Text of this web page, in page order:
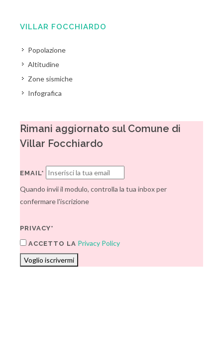
VILLAR FOCCHIARDO
Popolazione
Altitudine
Zone sismiche
Infografica
Rimani aggiornato sul Comune di
Villar Focchiardo
EMAIL*
Quando invii il modulo, controlla la tua inbox per
confermare l'iscrizione
PRIVACY*
ACCETTO LA Privacy Policy
Voglio iscrivermi